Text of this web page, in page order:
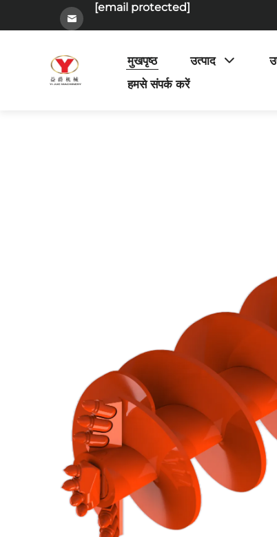
[email protected]
मुखपृष्ठ उत्पाद
हमसे संपर्क करें